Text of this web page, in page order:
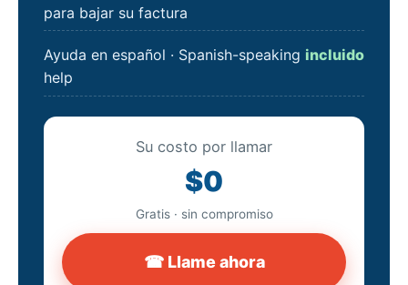
para bajar su factura
Ayuda en español · Spanish-speaking
help
incluido
Su costo por llamar
$0
Gratis · sin compromiso
☎ Llame ahora